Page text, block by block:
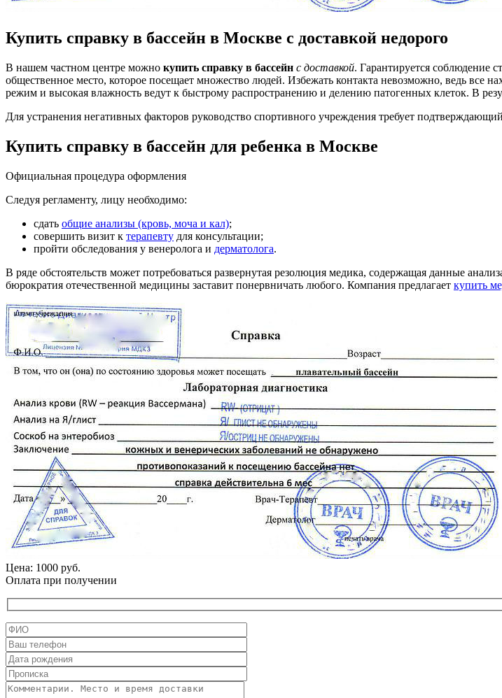
Купить справку в бассейн в Москве с доставкой недорого
В нашем частном центре можно купить справку в бассейн с доставкой. Гарантируется соблюдение
общественное место, которое посещает множество людей. Избежать контакта невозможно, ведь все
режим и высокая влажность ведут к быстрому распространению и делению патогенных клеток. В
Для устранения негативных факторов руководство спортивного учреждения требует
Купить справку в бассейн для ребенка в Москве
Официальная процедура оформления
Следуя регламенту, лицу необходимо:
сдать общие анализы (кровь, моча и кал);
совершить визит к терапевту для консультации;
пройти обследования у венеролога и дерматолога.
В ряде обстоятельств может потребоваться развернутая резолюция медика, содержащая данные
бюрократия отечественной медицины заставит понервничать любого. Компания предлагает купить
Цена: 1000 руб.
Оплата при получении